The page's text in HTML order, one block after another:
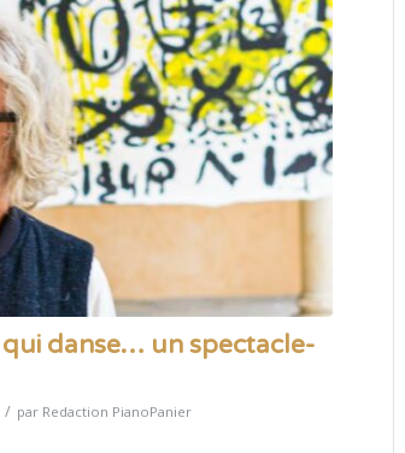
qui danse… un spectacle-
/ par Redaction PianoPanier